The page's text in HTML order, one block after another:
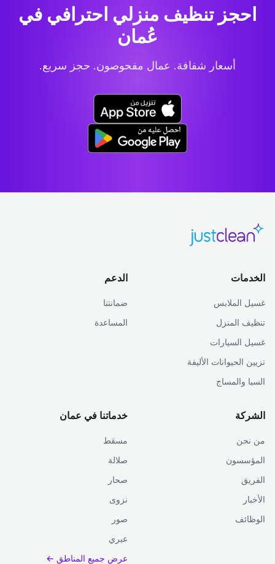
احجز تنظيف منزلي احترافي في
عُمان
أسعار شفافة. عمال مفحوصون. حجز سريع.
الخدمات
غسيل الملابس
تنظيف المنزل
غسيل السيارات
تزيين الحيوانات الأليفة
السبا والمساج
الدعم
ضمانتنا
المساعدة
الشركة
من نحن
المؤسسون
الفريق
الأخبار
الوظائف
خدماتنا في عمان
مسقط
صلالة
صحار
نزوى
صور
عبري
عرض جميع المناطق ←